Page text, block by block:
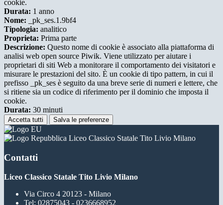
cookie.
Durata: 1 anno
Nome: _pk_ses.1.9bf4
Tipologia: analitico
Proprieta: Prima parte
Descrizione: Questo nome di cookie è associato alla piattaforma di
analisi web open source Piwik. Viene utilizzato per aiutare i
proprietari di siti Web a monitorare il comportamento dei visitatori e
misurare le prestazioni del sito. È un cookie di tipo pattern, in cui il
prefisso _pk_ses è seguito da una breve serie di numeri e lettere, che
si ritiene sia un codice di riferimento per il dominio che imposta il
cookie.
Durata: 30 minuti
Accetta tutti Salva le preferenze
Liceo Classico Statale Tito Livio Milano
Contatti
Liceo Classico Statale Tito Livio Milano
Via Circo 4 20123 - Milano
Tel: 02875043 - 0236668952